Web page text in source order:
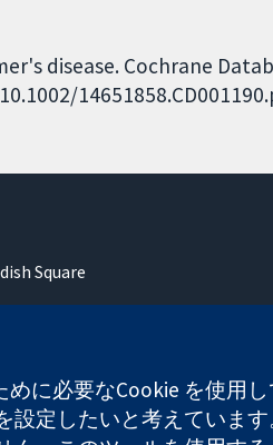
disease. Cochrane
Square
に必要なCookie を使用
定したいと考えていま